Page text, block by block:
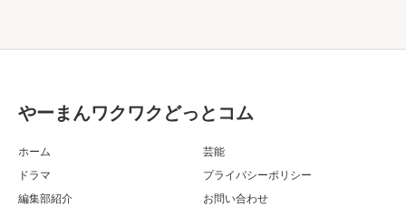
やーまんワクワクどっとコム
ホーム
芸能
ドラマ
プライバシーポリシー
編集部紹介
お問い合わせ